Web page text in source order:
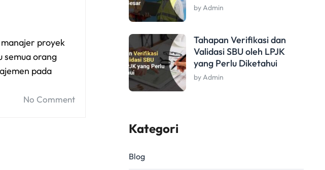
proyek
orang
pada
No Comment
by Admin
Tahapan Verifikasi dan
Validasi SBU oleh LPJK
yang Perlu Diketahui
by Admin
Kategori
Blog